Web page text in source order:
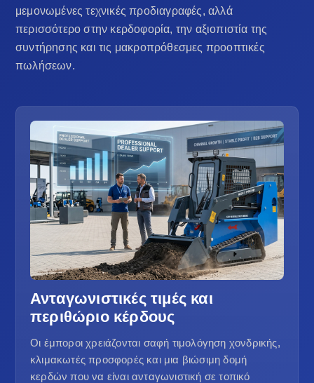
μεμονωμένες τεχνικές προδιαγραφές, αλλά
περισσότερο στην κερδοφορία, την αξιοπιστία της
συντήρησης και τις μακροπρόθεσμες προοπτικές
πωλήσεων.
Ανταγωνιστικές τιμές και
περιθώριο κέρδους
Οι έμποροι χρειάζονται σαφή τιμολόγηση χονδρικής,
κλιμακωτές προσφορές και μια βιώσιμη δομή
κερδών που να είναι ανταγωνιστική σε τοπικό